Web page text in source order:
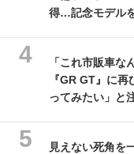
得…記念モデル
「これ市販車
『GR GT』に
ってみたい」と
見えない死角を